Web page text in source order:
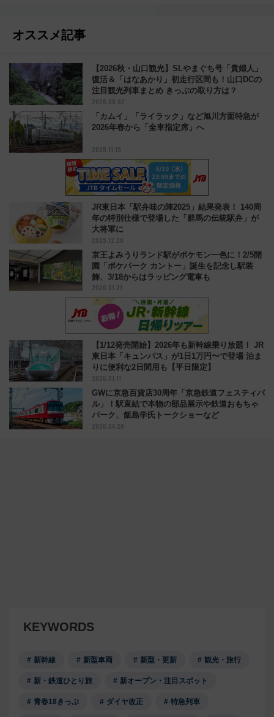
オススメ記事
【2026秋・山口観光】SLやまぐち号「貴婦人」
復活＆「はなあかり」初走行区間も！山口DCの
注目観光列車まとめ きっぷの取り方は？
2026.08.02
「カムイ」「ライラック」など旭川方面特急が
2026年春から「全車指定席」へ
2025.11.19
JR東日本「駅弁味の陣2025」結果発表！ 140周
年の特別仕様で登場した「群馬の伝統駅弁」が
大将軍に
2025.12.20
京王よみうりランド駅がポケモン一色に！2/5開
園「ポケパーク カントー」誕生を記念し駅装
飾、3/18からはラッピング電車も
2026.01.21
【1/12発売開始】2026年も新幹線乗り放題！ JR
東日本「キュンパス」が1日1万円〜で登場 泊ま
りに便利な2日間用も【平日限定】
2026.01.11
GWに京急百貨店30周年「京急鉄道フェスティバ
ル」！駅直結で本物の部品展示や鉄道おもちゃ
パーク、飯島学氏トークショーなど
2026.04.28
KEYWORDS
新幹線 新型車両 新型・更新 観光・旅行
新・鉄道ひとり旅 新オープン・注目スポット
青春18きっぷ ダイヤ改正 特急列車